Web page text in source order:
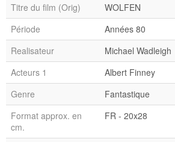
Titre du film (Orig)
WOLFEN
Période
Années 80
Realisateur
Michael Wadleigh
Acteurs 1
Albert Finney
Genre
Fantastique
Format approx. en
cm.
FR - 20x28